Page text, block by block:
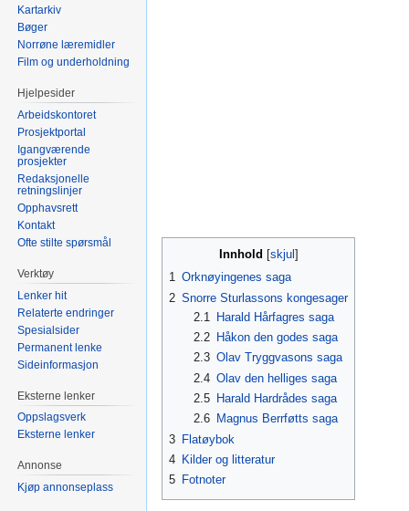
Innhold
1 Orknøyingenes saga
2 Snorre Sturlassons kongesager
2.1
Harald Hårfagres saga
2.2
Håkon den godes saga
2.3 Olav Tryggvasons saga
2.4 Olav den helliges saga
2.5
Harald Hardrådes saga
2.6
Magnus Berrføtts saga
3 Flatøybok
4 Kilder og litteratur
5 Fotnoter
Kartarkiv
Bøger
Norrøne læremidler
Film og underholdning
Hjelpesider
Arbeidskontoret
Prosjektportal
Igangværende
prosjekter
Redaksjonelle
retningslinjer
Opphavsrett
Kontakt
Ofte stilte spørsmål
Verktøy
Lenker hit
Relaterte endringer
Spesialsider
Permanent lenke
Sideinformasjon
Eksterne lenker
Oppslagsverk
Eksterne lenker
Annonse
Kjøp annonseplass